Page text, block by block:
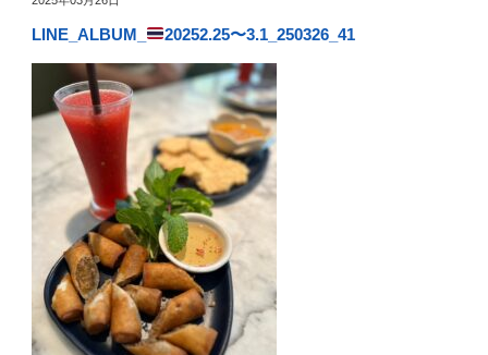
LINE_ALBUM_ 20252.25〜3.1_250326_41